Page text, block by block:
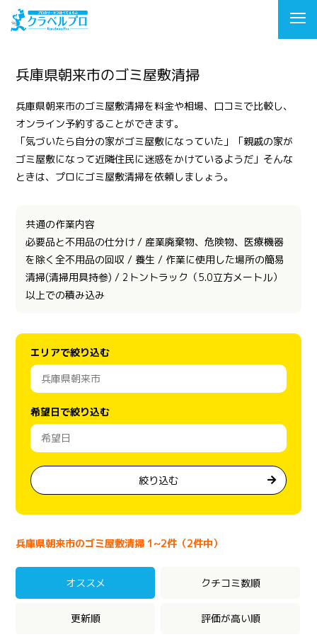
兵庫県朝来市のゴミ屋敷清掃
兵庫県朝来市のゴミ屋敷清掃を料金や相場、口コミで比較し、
オンライン予約することができます。
「気づいたら自分の家がゴミ屋敷になっていた」「親戚の家が
ゴミ屋敷になって近隣住民に迷惑をかけているようだ」そんな
ときは、プロにゴミ屋敷清掃を依頼しましょう。
共通の作業内容
必要品と不用品の仕分け / 産業廃棄物、危険物、医療機器
を除く全不用品の回収 / 養生 / 作業に使用した場所の簡易
清掃(清掃用具持参) / 2トントラック（5.0立方メートル）
以上での積み込み
エリアで絞り込む
希望日で絞り込む
絞り込む
兵庫県朝来市のゴミ屋敷清掃 1~2件（2件中）
オススメ クチコミ数順
更新順 評価が高い順